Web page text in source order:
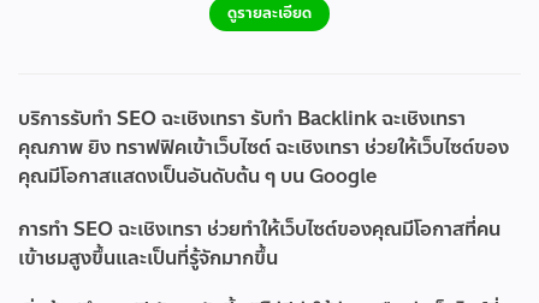
ดูรายละเอียด
บริการรับทำ SEO ฉะเชิงเทรา รับทำ Backlink ฉะเชิงเทรา
คุณภาพ ยิง ทราฟฟิคเข้าเว็บไซต์ ฉะเชิงเทรา ช่วยให้เว็บไซต์ของ
คุณมีโอกาสแสดงเป็นอันดับต้น ๆ บน Google
การทำ SEO ฉะเชิงเทรา ช่วยทำให้เว็บไซต์ของคุณมีโอกาสที่คน
เข้าชมสูงขึ้นและเป็นที่รู้จักมากขึ้น